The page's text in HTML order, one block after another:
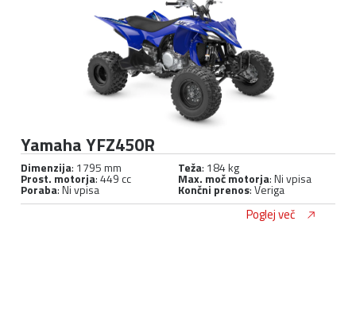
Yamaha YFZ450R
Dimenzija: 1795 mm Teža: 184 kg
Prost. motorja: 449 cc Max. moč motorja: Ni vpisa
Poraba: Ni vpisa Končni prenos: Veriga
Poglej več